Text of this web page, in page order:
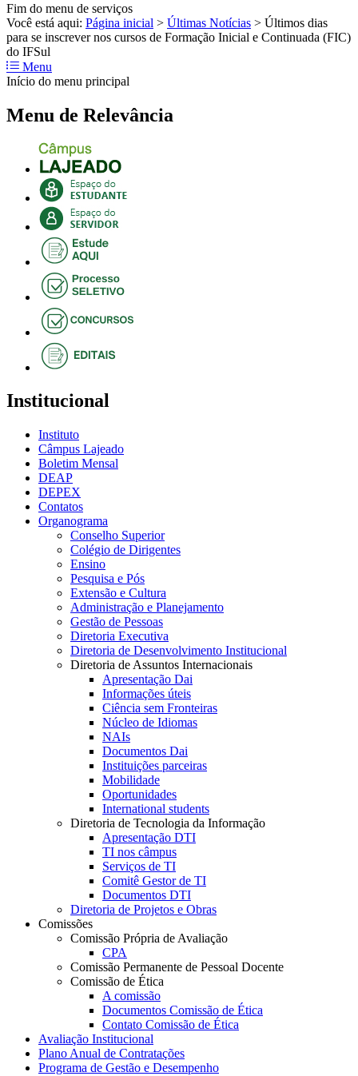
Fim do menu de serviços
Você está aqui: Página inicial > Últimas Notícias > Últimos dias
para se inscrever nos cursos de Formação Inicial e Continuada (FIC)
do IFSul
Menu
Início do menu principal
Menu de Relevância
Institucional
Instituto
Câmpus Lajeado
Boletim Mensal
DEAP
DEPEX
Contatos
Organograma
Conselho Superior
Colégio de Dirigentes
Ensino
Pesquisa e Pós
Extensão e Cultura
Administração e Planejamento
Gestão de Pessoas
Diretoria Executiva
Diretoria de Desenvolvimento Institucional
Diretoria de Assuntos Internacionais
Apresentação Dai
Informações úteis
Ciência sem Fronteiras
Núcleo de Idiomas
NAIs
Documentos Dai
Instituições parceiras
Mobilidade
Oportunidades
International students
Diretoria de Tecnologia da Informação
Apresentação DTI
TI nos câmpus
Serviços de TI
Comitê Gestor de TI
Documentos DTI
Diretoria de Projetos e Obras
Comissões
Comissão Própria de Avaliação
CPA
Comissão Permanente de Pessoal Docente
Comissão de Ética
A comissão
Documentos Comissão de Ética
Contato Comissão de Ética
Avaliação Institucional
Plano Anual de Contratações
Programa de Gestão e Desempenho